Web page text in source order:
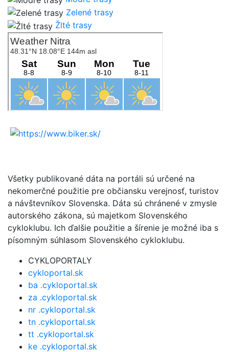
Zelené trasy
Žlté trasy
Všetky publikované dáta na portáli sú určené na
nekomerčné použitie pre občiansku verejnosť, turistov
a návštevníkov Slovenska. Dáta sú chránené v zmysle
autorského zákona, sú majetkom Slovenského
cykloklubu. Ich ďalšie použitie a šírenie je možné iba s
písomným súhlasom Slovenského cykloklubu.
CYKLOPORTALY
cykloportal.sk
ba .cykloportal.sk
za .cykloportal.sk
nr .cykloportal.sk
tn .cykloportal.sk
tt .cykloportal.sk
ke .cykloportal.sk